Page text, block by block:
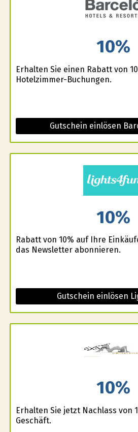
10%
Erhalten Sie einen Rabatt von
Hotelzimmer-Buchungen.
Gutschein einlösen
10%
Rabatt von 10% auf Ihre
das Newsletter abonnieren.
Gutschein einlösen
10%
Erhalten Sie jetzt Nachlass von
Geschäft.